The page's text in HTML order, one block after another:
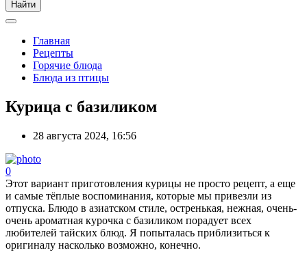
Главная
Рецепты
Горячие блюда
Блюда из птицы
Курица с базиликом
28 августа 2024, 16:56
0
Этот вариант приготовления курицы не просто рецепт, а еще
и самые тёплые воспоминания, которые мы привезли из
отпуска. Блюдо в азиатском стиле, остренькая, нежная, очень-
очень ароматная курочка с базиликом порадует всех
любителей тайских блюд. Я попыталась приблизиться к
оригиналу насколько возможно, конечно.